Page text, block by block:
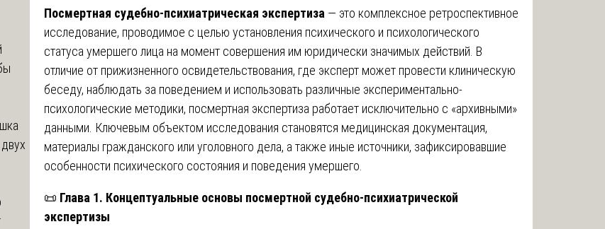
Посмертная судебно-психиатрическая экспертиза — это комплексное ретроспективное
исследование, проводимое с целью установления психического и психологического
статуса умершего лица на момент совершения им юридически значимых действий. В
отличие от прижизненного освидетельствования, где эксперт может провести клиническую
беседу, наблюдать за поведением и использовать различные экспериментально-
психологические методики, посмертная экспертиза работает исключительно с «архивными»
данными. Ключевым объектом исследования становятся медицинская документация,
материалы гражданского или уголовного дела, а также иные источники, зафиксировавшие
особенности психического состояния и поведения умершего.
📜 Глава 1. Концептуальные основы посмертной судебно-психиатрической
экспертизы